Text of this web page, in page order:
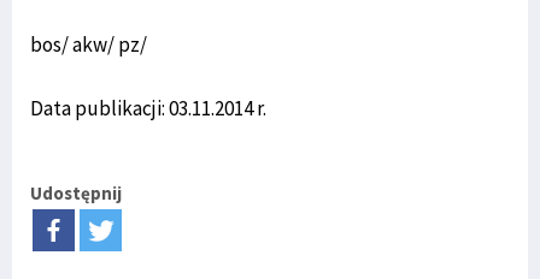
bos/ akw/ pz/
Data publikacji: 03.11.2014 r.
Udostępnij